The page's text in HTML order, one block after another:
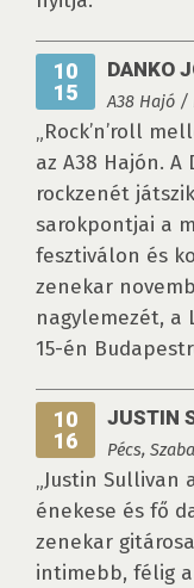
10
15
DANKO
A38 Hajó /
„Rock’n’roll
az A38 Hajón.
rockzenét
sarokpontjai a
fesztiválon és
zenekar
nagylemezét, a
15-én
10
16
JUSTIN
Pécs,
„Justin Sullivan
énekese és fő
zenekar
intimebb, félig